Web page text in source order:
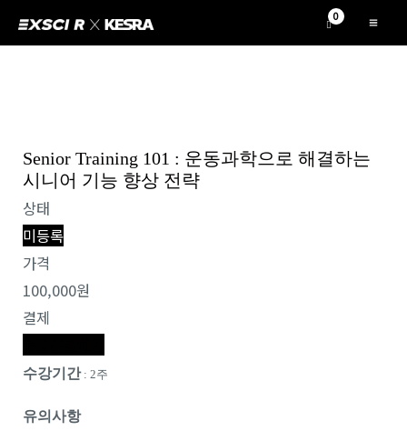
텐
Senior Training 101 : 운동과학으로 해결하는
시니어 기능 향상 전략
상태
미등록
가격
100,000원
결제
수강기간: 2주
유의사항